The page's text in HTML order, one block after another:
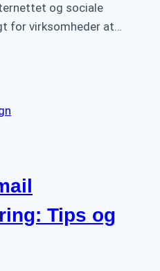
og sociale
for virksomheder at…
Tips og